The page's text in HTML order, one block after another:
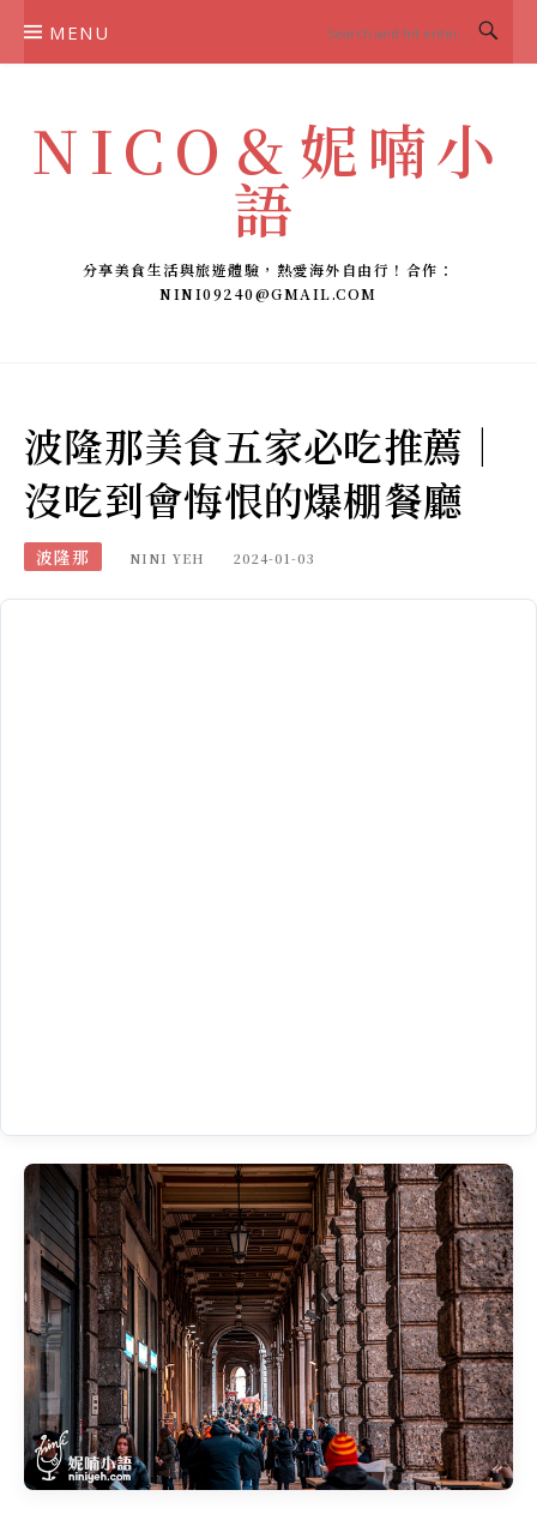
MENU
NICO＆妮喃小
語
分享美食生活與旅遊體驗，熱愛海外自由行！合作：
NINI09240@GMAIL.COM
波隆那美食五家必吃推薦｜
沒吃到會悔恨的爆棚餐廳
波隆那 NINI YEH 2024-01-03